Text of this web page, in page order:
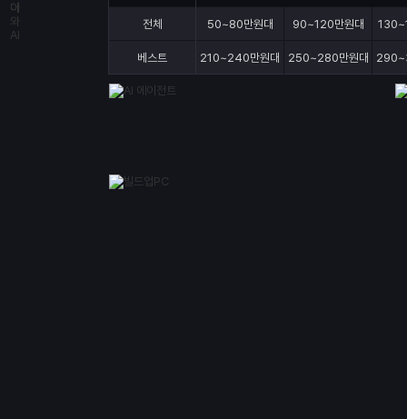
전체
베스트
50~80만원대 90~120만원대
210~240만원대 250~280만원대